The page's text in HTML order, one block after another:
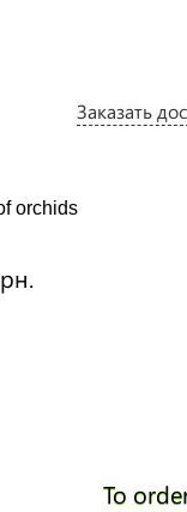
Заказать
orchids
To